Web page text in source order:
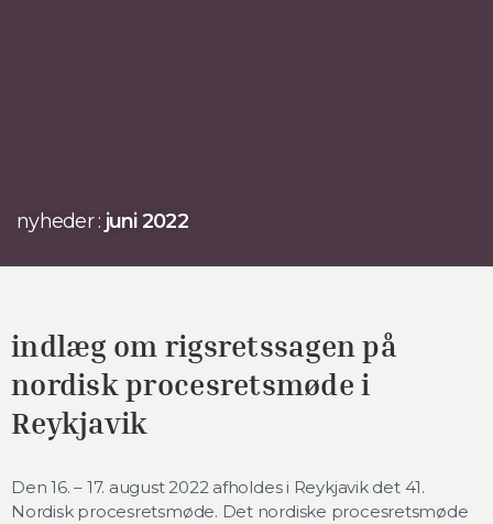
nyheder : juni 2022
indlæg om rigsretssagen på
nordisk procesretsmøde i
Reykjavik
Den 16. – 17. august 2022 afholdes i Reykjavik det 41.
Nordisk procesretsmøde. Det nordiske procesretsmøde